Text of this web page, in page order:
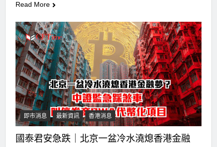
Read More
即市消息 最新資訊 香港消息
國泰君安急跌｜北京一盆冷水澆熄香港金融